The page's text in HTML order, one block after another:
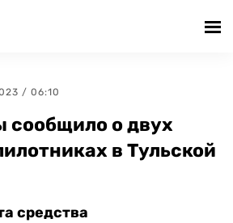
/ 06:10
сообщило о двух
в Тульской
средства